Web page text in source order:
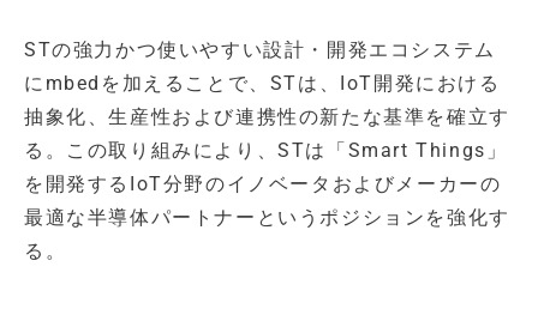
STの強力かつ使いやすい設計・開発エコシステム
にmbedを加えることで、STは、IoT開発における
抽象化、生産性および連携性の新たな基準を確立す
る。この取り組みにより、STは「Smart Things」
を開発するIoT分野のイノベータおよびメーカーの
最適な半導体パートナーというポジションを強化す
る。